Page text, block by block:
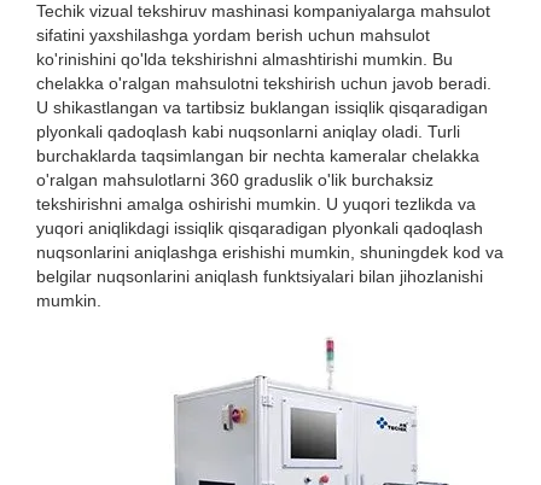
Techik vizual tekshiruv mashinasi kompaniyalarga mahsulot
sifatini yaxshilashga yordam berish uchun mahsulot
ko'rinishini qo'lda tekshirishni almashtirishi mumkin. Bu
chelakka o'ralgan mahsulotni tekshirish uchun javob beradi.
U shikastlangan va tartibsiz buklangan issiqlik qisqaradigan
plyonkali qadoqlash kabi nuqsonlarni aniqlay oladi. Turli
burchaklarda taqsimlangan bir nechta kameralar chelakka
o'ralgan mahsulotlarni 360 graduslik o'lik burchaksiz
tekshirishni amalga oshirishi mumkin. U yuqori tezlikda va
yuqori aniqlikdagi issiqlik qisqaradigan plyonkali qadoqlash
nuqsonlarini aniqlashga erishishi mumkin, shuningdek kod va
belgilar nuqsonlarini aniqlash funktsiyalari bilan jihozlanishi
mumkin.